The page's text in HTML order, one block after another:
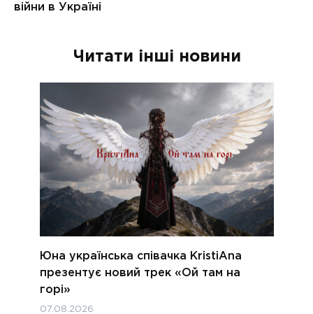
Читати інші новини
Юна українська співачка KristiAna
презентує новий трек «Ой там на
горі»
07.08.2026